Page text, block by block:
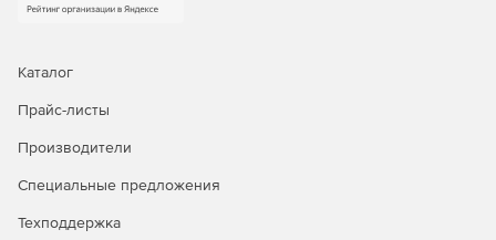
класса.
Интернет-Шлюз ИКС Стандарт
Функции ИКС Стандарт:
Защита сети.
Авторизация пользователей.
Каталог
Прайс-листы
Производители
Специальные предложения
Техподдержка